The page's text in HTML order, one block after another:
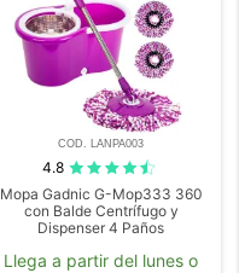
COD. LANPA003
4.8
Mopa Gadnic G-Mop333 360
con Balde Centrífugo y
Dispenser 4 Paños
Llega a partir del lunes o